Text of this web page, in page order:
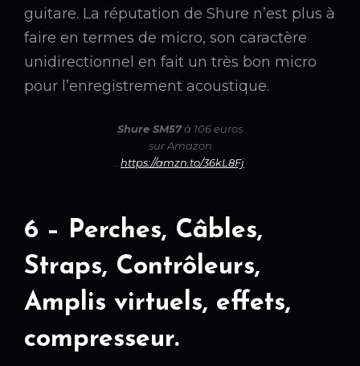
guitare. La réputation de Shure n’est plus à
faire en termes de micro, son caractère
unidirectionnel en fait un très bon micro
pour l’enregistrement acoustique.
Shure SM57à 106 euros
sur Amazon
. https://amzn.to/36kL8Fj
6 – Perches, Câbles,
Straps, Contrôleurs,
Amplis virtuels, effets,
compresseur.